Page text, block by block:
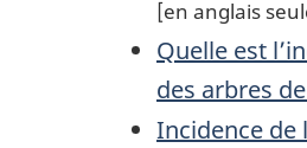
[en anglais
Quelle est
des arbres
Incidence de